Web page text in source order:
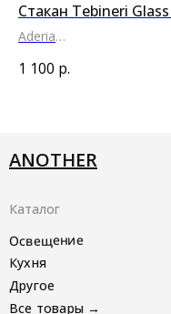
Стакан Tebineri
Aderia
1 100 р.
Все товары →
Другое
Кухня
Освещение
ANOTHER
Каталог